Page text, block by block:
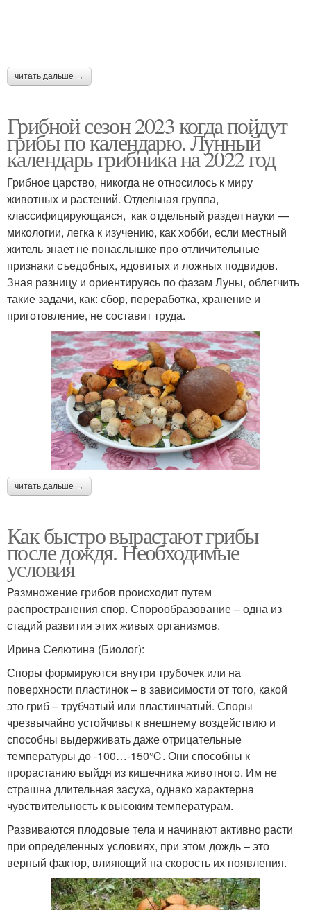
читать дальше →
Грибной сезон 2023 когда пойдут
грибы по календарю. Лунный
календарь грибника на 2022 год
Грибное царство, никогда не относилось к миру
животных и растений. Отдельная группа,
классифицирующаяся, как отдельный раздел науки —
микологии, легка к изучению, как хобби, если местный
житель знает не понаслышке про отличительные
признаки съедобных, ядовитых и ложных подвидов.
Зная разницу и ориентируясь по фазам Луны, облегчить
такие задачи, как: сбор, переработка, хранение и
приготовление, не составит труда.
читать дальше →
Как быстро вырастают грибы
после дождя. Необходимые
условия
Размножение грибов происходит путем
распространения спор. Спорообразование – одна из
стадий развития этих живых организмов.
Ирина Селютина (Биолог):
Споры формируются внутри трубочек или на
поверхности пластинок – в зависимости от того, какой
это гриб – трубчатый или пластинчатый. Споры
чрезвычайно устойчивы к внешнему воздействию и
способны выдерживать даже отрицательные
температуры до -100…-150℃. Они способны к
прорастанию выйдя из кишечника животного. Им не
страшна длительная засуха, однако характерна
чувствительность к высоким температурам.
Развиваются плодовые тела и начинают активно расти
при определенных условиях, при этом дождь – это
верный фактор, влияющий на скорость их появления.